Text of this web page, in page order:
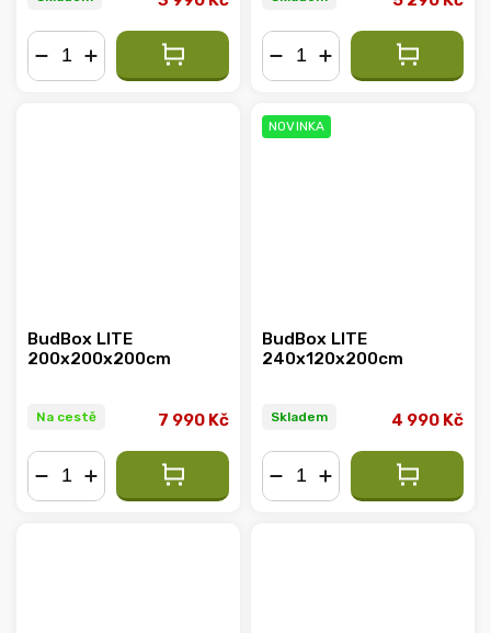
BudBox LITE
200x200x200cm
Na cestě 7 990 Kč
NOVINKA
BudBox LITE
240x120x200cm
Skladem 4 990 Kč